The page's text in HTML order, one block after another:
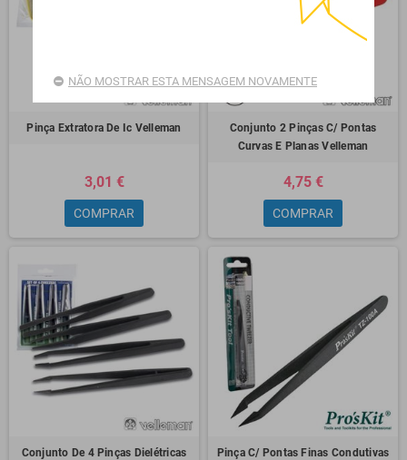
Pinça Extratora De Ic Velleman
3,01 €
COMPRAR
Conjunto 2 Pinças C/ Pontas
Curvas E Planas Velleman
4,75 €
COMPRAR
Conjunto De 4 Pinças Dielétricas
Pinça C/ Pontas Finas Condutivas
NÃO MOSTRAR ESTA MENSAGEM NOVAMENTE